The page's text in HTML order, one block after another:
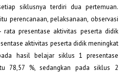
siklusnya terdiri dua pertemuan.
perencanaan, pelaksanaan, observasi
presentase aktivitas peserta didik
aktivitas peserta didik meningkat
hasil belajar siklus 1 presentase
78,57 %, sedangkan pada siklus 2